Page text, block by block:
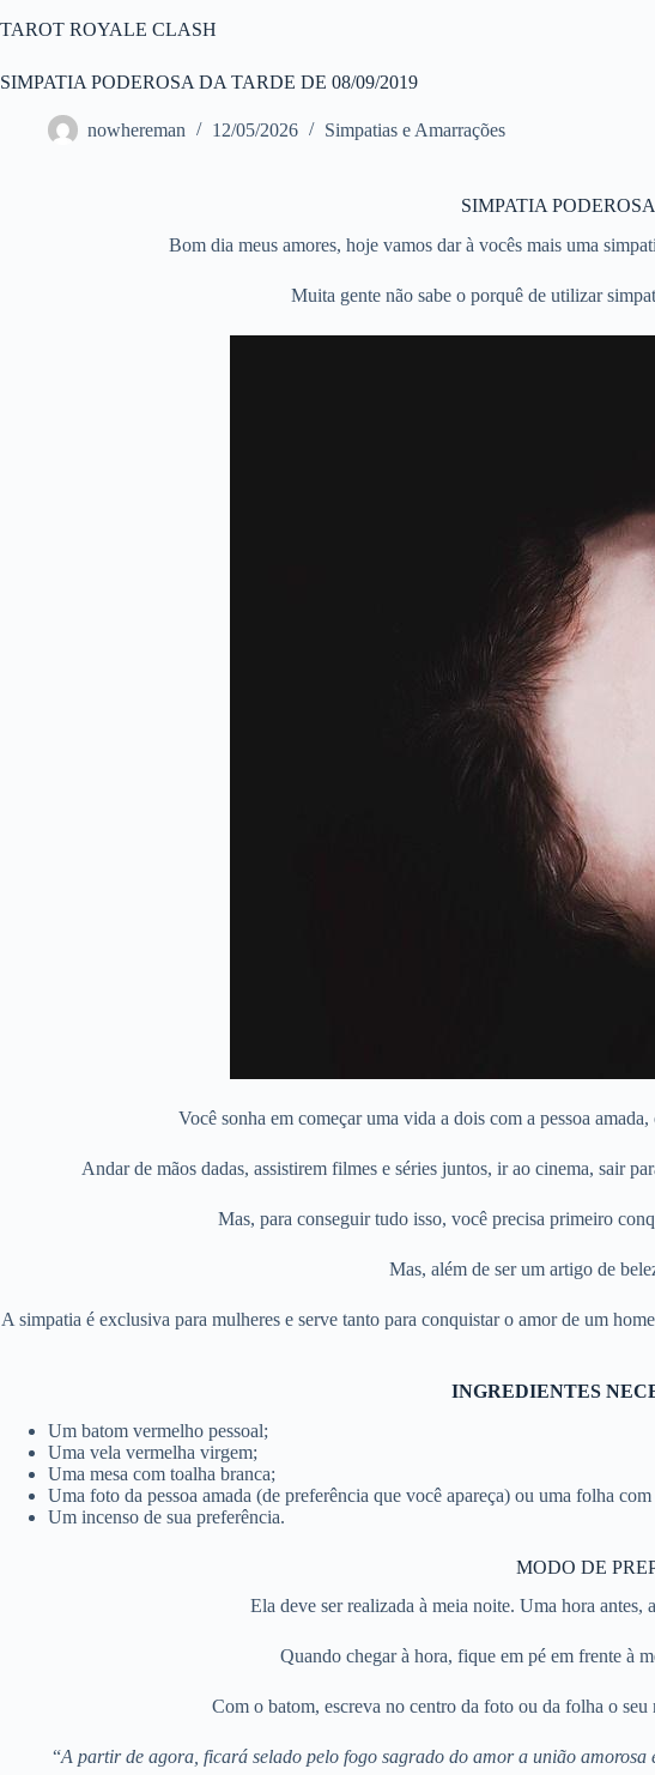
para
conteúdo
TAROT ROYALE CLASH
SIMPATIA PODEROSA DA TARDE DE 08/09/2019
nowhereman 12/05/2026 Simpatias e Amarrações
SIMPATIA
Bom dia meus amores, hoje vamos dar à vocês mais uma
Muita gente não sabe o porquê de utilizar
Você sonha em começar uma vida a dois com a pessoa
Andar de mãos dadas, assistirem filmes e séries juntos, ir ao cinema, sair
Mas, para conseguir tudo isso, você precisa primeiro
Mas, além de ser um artigo de
A simpatia é exclusiva para mulheres e serve tanto para conquistar o amor de um
INGREDIENTES
Um batom vermelho pessoal;
Uma vela vermelha virgem;
Uma mesa com toalha branca;
Uma foto da pessoa amada (de preferência que você apareça) ou uma folha
Um incenso de sua preferência.
MODO DE
Ela deve ser realizada à meia noite. Uma hora
Quando chegar à hora, fique em pé em frente à
Com o batom, escreva no centro da foto ou da folha o
“A partir de agora, ficará selado pelo fogo sagrado do amor a união amorosa